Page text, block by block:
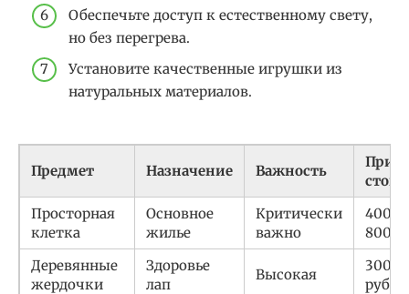
Обеспечьте доступ к естественному свету,
но без перегрева.
Установите качественные игрушки из
натуральных материалов.
Предмет Назначение Важность
Просторная
клетка
Основное
жилье
Критически
важно
4000
8000
Деревянные
жердочки
Здоровье
лап
Высокая
300
руб.